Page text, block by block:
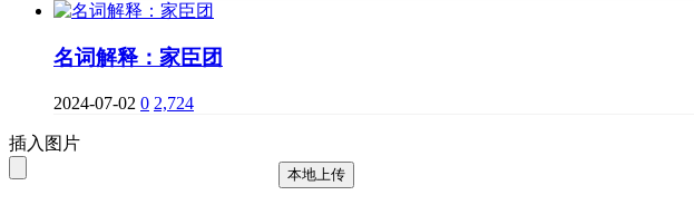
名词解释：家臣团
2024-07-02 0 2,724
插入图片
本地上传